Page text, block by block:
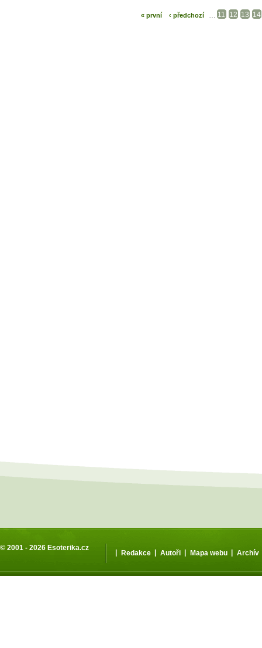
« první ‹ předchozí … 11 12 13 14
© 2001 - 2026 Esoterika.cz
| Redakce | Autoři | Mapa webu | Archív